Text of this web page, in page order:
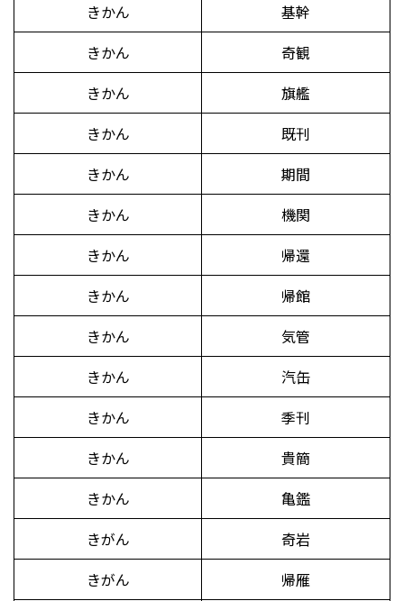
きかん
基幹
きかん
奇観
きかん
旗艦
きかん
既刊
きかん
期間
きかん
機関
きかん
帰還
きかん
帰館
きかん
気管
きかん
汽缶
きかん
季刊
きかん
貴簡
きかん
亀鑑
きがん
奇岩
きがん
帰雁